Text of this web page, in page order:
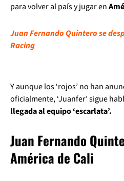
para volver al país y jugar en
Juan Fernando Quintero se
Racing
Y aunque los ‘rojos’ no han
oficialmente, ‘Juanfer’ sigue
llegada al equipo ‘escarlata’.
Juan Fernando
América de Cali